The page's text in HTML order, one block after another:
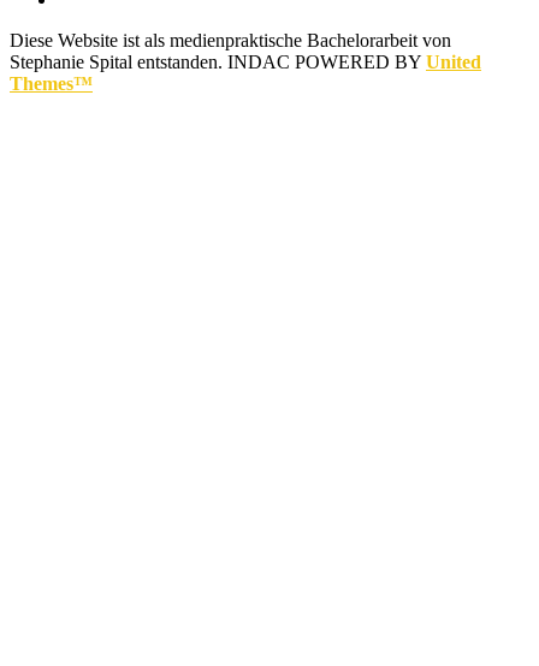
Diese Website ist als medienpraktische Bachelorarbeit von
Stephanie Spital entstanden. INDAC POWERED BY United
Themes™